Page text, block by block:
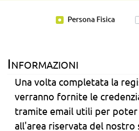
Tipo di utente
Persona Fisica
Informazioni
Una volta completata la
verranno fornite le
tramite email utili per poter
all'area riservata del nostro